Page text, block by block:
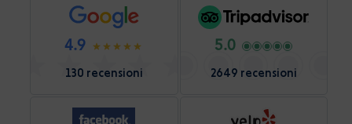
4.9
130 recensioni
5.0
2649 recensioni